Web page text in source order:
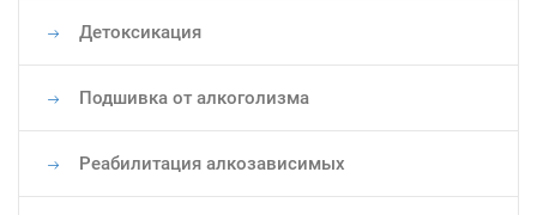
Детоксикация
Подшивка от алкоголизма
Реабилитация алкозависимых